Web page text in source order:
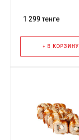
1 299 тенге
+ В КОРЗИНУ